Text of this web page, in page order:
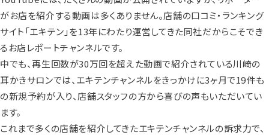
がお店を紹介する動画は多くありません。店舗の口コミ・ランキング
サイト「エキテン」を13年にわたり運営してきた同社だからこそでき
るお店レポートチャンネルです。
中でも、再生回数が30万回を超えた動画で紹介されている川崎の
耳かきサロンでは、エキテンチャンネルをきっかけに3ヶ月で19件も
の新規予約が入り、店舗スタッフの方から喜びの声もいただいてい
ます。
これまで多くの店舗を紹介してきたエキテンチャンネルの訴求力で、